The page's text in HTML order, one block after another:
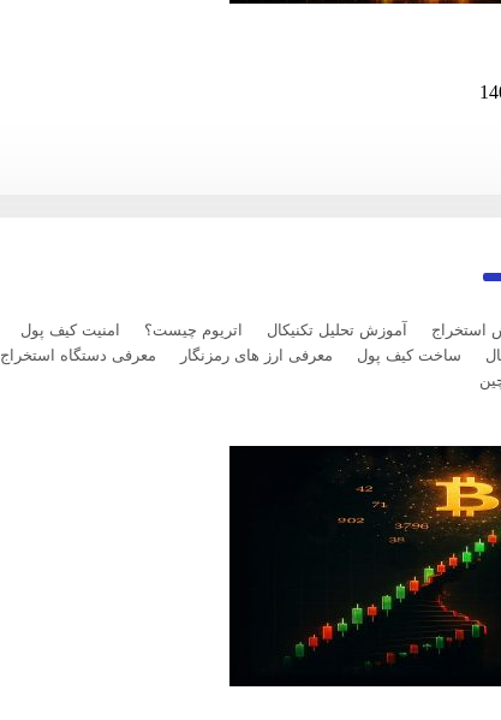
استخراج آموزش تحلیل تکنیکال اتریوم چیست؟ امنیت کیف پول
ساخت کیف پول معرفی ارز های رمزنگار معرفی دستگاه استخراج